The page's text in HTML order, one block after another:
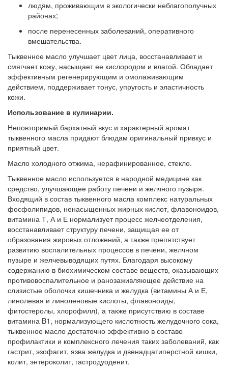
людям, проживающим в экологически неблагополучных
районах;
после перенесенных заболеваний, оперативного
вмешательства.
Тыквенное масло улучшает цвет лица, восстанавливает и
смягчает кожу, насыщает ее кислородом и влагой. Обладает
эффективным регенерирующим и омолаживающим
действием, поддерживает тонус, упругость и эластичность
кожи.
Использование в кулинарии.
Неповторимый бархатный вкус и характерный аромат
тыквенного масла придают блюдам оригинальный привкус и
приятный цвет.
Масло холодного отжима, нерафинированное, стекло.
Тыквенное масло используется в народной медицине как
средство, улучшающее работу печени и желчного пузыря.
Входящий в состав тыквенного масла комплекс натуральных
фосфолипидов, ненасыщенных жирных кислот, флавоноидов,
витамина Т, А и Е нормализует процесс желчеотделения,
восстанавливает структуру печени, защищая ее от
образования жировых отложений, а также препятствует
развитию воспалительных процессов в печени, желчном
пузыре и желчевыводящих путях. Благодаря высокому
содержанию в биохимическом составе веществ, оказывающих
противовоспалительное и ранозаживляющее действие на
слизистые оболочки кишечника и желудка (витамины А и Е,
линолевая и линоленовые кислоты, флавоноиды,
фитостеролы, хлорофилл), а также присутствию в составе
витамина B1, нормализующего кислотность желудочного сока,
тыквенное масло достаточно эффективно в составе
профилактики и комплексного лечения таких заболеваний, как
гастрит, эзофагит, язва желудка и двенадцатиперстной кишки,
колит, энтероколит, гастродуоденит.